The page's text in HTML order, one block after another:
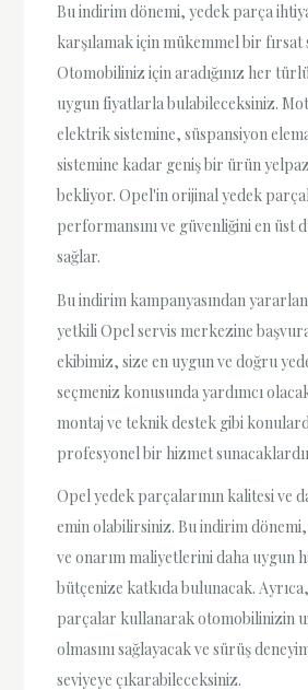
Bu indirim dönemi, yedek parça
karşılamak için mükemmel bir fırsat
Otomobiliniz için aradığınız her
uygun fiyatlarla bulabileceksiniz.
elektrik sistemine, süspansiyon
sistemine kadar geniş bir ürün
bekliyor. Opel'in orijinal yedek
performansını ve güvenliğini en üst
sağlar.
Bu indirim kampanyasından
yetkili Opel servis merkezine
ekibimiz, size en uygun ve doğru
seçmeniz konusunda yardımcı
montaj ve teknik destek gibi
profesyonel bir hizmet
Opel yedek parçalarının kalitesi ve
emin olabilirsiniz. Bu indirim dönemi,
ve onarım maliyetlerini daha uygun
bütçenize katkıda bulunacak.
parçalar kullanarak otomobilinizin
olmasını sağlayacak ve sürüş
seviyeye çıkarabileceksiniz.